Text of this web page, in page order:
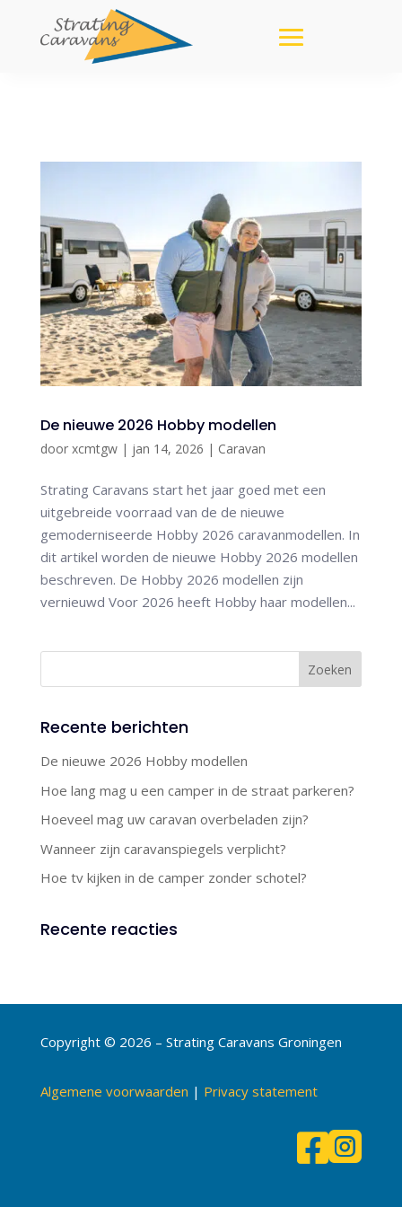
De nieuwe 2026 Hobby modellen
door xcmtgw| jan 14, 2026 | Caravan
Strating Caravans start het jaar goed met een
uitgebreide voorraad van de de nieuwe
gemoderniseerde Hobby 2026 caravanmodellen. In
dit artikel worden de nieuwe Hobby 2026 modellen
beschreven. De Hobby 2026 modellen zijn
vernieuwd Voor 2026 heeft Hobby haar modellen...
Recente berichten
De nieuwe 2026 Hobby modellen
Hoe lang mag u een camper in de straat parkeren?
Hoeveel mag uw caravan overbeladen zijn?
Wanneer zijn caravanspiegels verplicht?
Hoe tv kijken in de camper zonder schotel?
Recente reacties
Copyright © 2026 – Strating Caravans Groningen
Algemene voorwaarden | Privacy statement
